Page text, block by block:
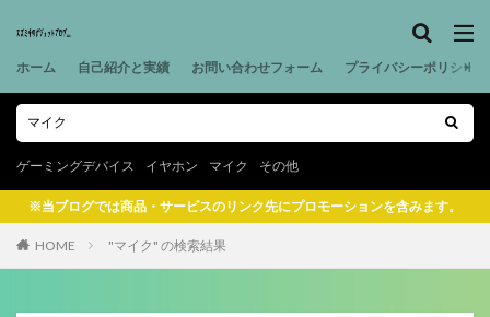
ホーム 自己紹介と実績 お問い合わせフォーム プライバシーポリシー
ゲーミングデバイス イヤホン マイク その他
※当ブログでは商品・サービスのリンク先にプロモーションを含みます。
HOME "マイク" の検索結果